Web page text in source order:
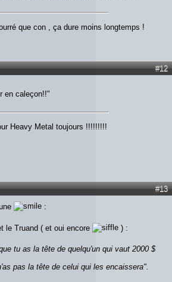
que con , ça dure moins longtemps !
#12
en caleçon!!"
Heavy Metal toujours !!!!!!!!!
#13
:
le Truand ( et oui encore ) :
tu as la tête de quelqu'un qui vaut 2000 $
pas la tête de celui qui les encaissera".